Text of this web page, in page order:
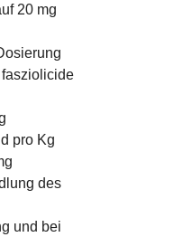
20 mg
pro Kg
des
und bei